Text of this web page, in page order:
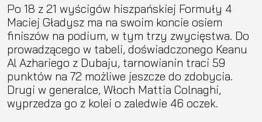
Po 18 z 21 wyścigów hiszpańskiej Formuły 4
Maciej Gładysz ma na swoim koncie osiem
finiszów na podium, w tym trzy zwycięstwa. Do
prowadzącego w tabeli, doświadczonego Keanu
Al Azhariego z Dubaju, tarnowianin traci 59
punktów na 72 możliwe jeszcze do zdobycia.
Drugi w generalce, Włoch Mattia Colnaghi,
wyprzedza go z kolei o zaledwie 46 oczek.